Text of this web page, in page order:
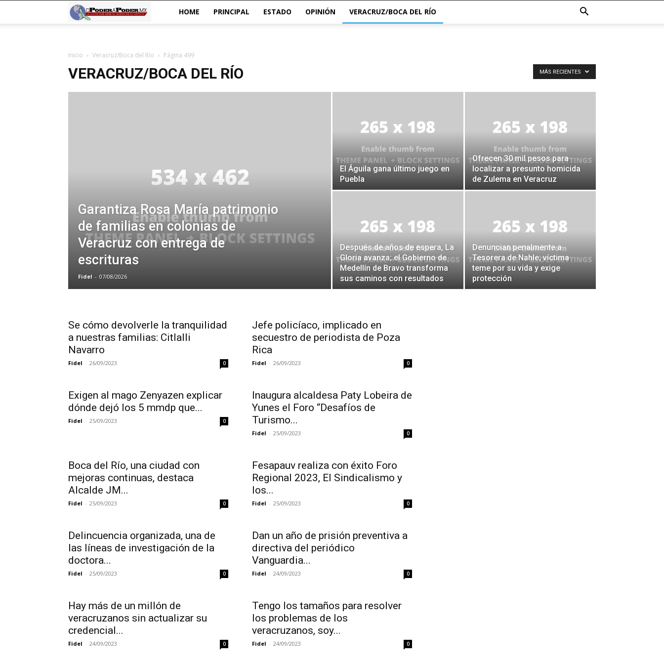
a
HOME PRINCIPAL ESTADO OPINIÓN VERACRUZ/BOCA DEL RÍO
Inicio Veracruz/Boca del Río Página 499
VERACRUZ/BOCA DEL RÍO MÁS RECIENTES
Garantiza Rosa María patrimonio
de familias en colonias de
Veracruz con entrega de
escrituras
Fidel - 07/08/2026
El Águila gana último juego en
Puebla
Ofrecen 30 mil pesos para
localizar a presunto homicida
de Zulema en Veracruz
Después de años de espera, La
Gloria avanza; el Gobierno de
Medellín de Bravo transforma
sus caminos con resultados
Denuncian penalmente a
Tesorera de Nahle; víctima
teme por su vida y exige
protección
Se cómo devolverle la tranquilidad
a nuestras familias: Citlalli
Navarro
Fidel - 26/09/2023 0
Jefe policíaco, implicado en
secuestro de periodista de Poza
Rica
Fidel - 26/09/2023 0
Exigen al mago Zenyazen explicar
dónde dejó los 5 mmdp que...
Fidel - 25/09/2023 0
Inaugura alcaldesa Paty Lobeira de
Yunes el Foro “Desafíos de
Turismo...
Fidel - 25/09/2023 0
Boca del Río, una ciudad con
mejoras continuas, destaca
Alcalde JM...
Fidel - 25/09/2023 0
Fesapauv realiza con éxito Foro
Regional 2023, El Sindicalismo y
los...
Fidel - 25/09/2023 0
Delincuencia organizada, una de
las líneas de investigación de la
doctora...
Fidel - 25/09/2023 0
Dan un año de prisión preventiva a
directiva del periódico
Vanguardia...
Fidel - 24/09/2023 0
Hay más de un millón de
veracruzanos sin actualizar su
credencial...
Fidel - 24/09/2023 0
Tengo los tamaños para resolver
los problemas de los
veracruzanos, soy...
Fidel - 24/09/2023 0